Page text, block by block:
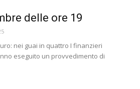
delle ore 19
nei guai in quattro I finanzieri
eseguito un provvedimento di